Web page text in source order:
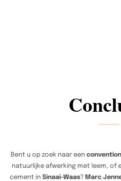
Bent u op zoek naar een
natuurlijke afwerking met leem, of
cement in Sinaai-Waas? Marc